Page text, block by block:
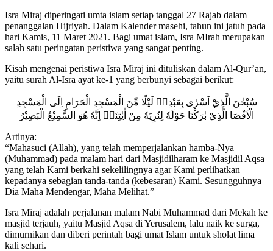
Isra Miraj diperingati umta islam setiap tanggal 27 Rajab dalam
penanggalan Hijriyah. Dalam Kalender masehi, tahun ini jatuh pada
hari Kamis, 11 Maret 2021. Bagi umat islam, Isra MIrah merupakan
salah satu peringatan peristiwa yang sangat penting.
Kisah mengenai peristiwa Isra Miraj ini dituliskan dalam Al-Qur’an,
yaitu surah Al-Isra ayat ke-1 yang berbunyi sebagai berikut:
سُبْحٰنَ الَّذِيْٓ اَسْرٰى بِعَبْدِهٖ لَيْلًا مِّنَ الْمَسْجِدِ الْحَرَامِ اِلَى الْمَسْجِدِ
الْاَقْصَا الَّذِيْ بٰرَكْنَا حَوْلَهٗ لِنُرِيَهٗ مِنْ اٰيٰتِنَاۗ اِنَّهٗ هُوَ السَّمِيْعُ الْبَصِيْرُ
Artinya:
“Mahasuci (Allah), yang telah memperjalankan hamba-Nya
(Muhammad) pada malam hari dari Masjidilharam ke Masjidil Aqsa
yang telah Kami berkahi sekelilingnya agar Kami perlihatkan
kepadanya sebagian tanda-tanda (kebesaran) Kami. Sesungguhnya
Dia Maha Mendengar, Maha Melihat.”
Isra Miraj adalah perjalanan malam Nabi Muhammad dari Mekah ke
masjid terjauh, yaitu Masjid Aqsa di Yerusalem, lalu naik ke surga,
dimurnikan dan diberi perintah bagi umat Islam untuk sholat lima
kali sehari.